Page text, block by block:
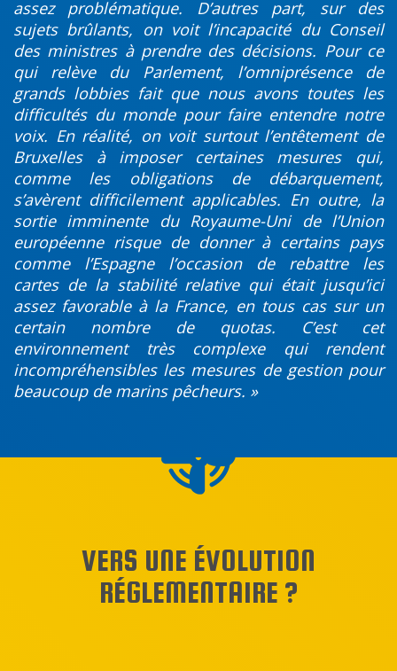
assez problématique. D’autres part, sur des
sujets brûlants, on voit l’incapacité du Conseil
des ministres à prendre des décisions. Pour ce
qui relève du Parlement, l’omniprésence de
grands lobbies fait que nous avons toutes les
difficultés du monde pour faire entendre notre
voix. En réalité, on voit surtout l’entêtement de
Bruxelles à imposer certaines mesures qui,
comme les obligations de débarquement,
s’avèrent difficilement applicables. En outre, la
sortie imminente du Royaume-Uni de l’Union
européenne risque de donner à certains pays
comme l’Espagne l’occasion de rebattre les
cartes de la stabilité relative qui était jusqu’ici
assez favorable à la France, en tous cas sur un
certain nombre de quotas. C’est cet
environnement très complexe qui rendent
incompréhensibles les mesures de gestion pour
beaucoup de marins pêcheurs. »
VERS UNE ÉVOLUTION
RÉGLEMENTAIRE ?